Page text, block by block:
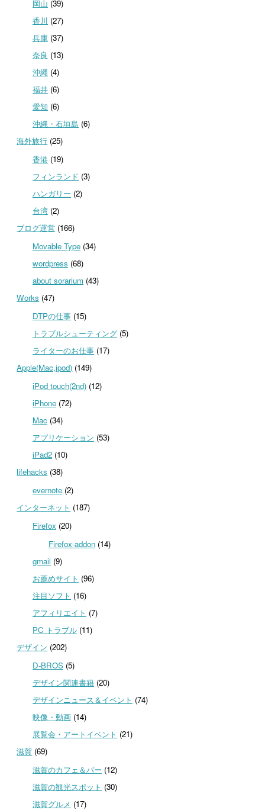
岡山 (39)
香川 (27)
兵庫(37)
奈良 (13)
沖縄(4)
福井(6)
愛知 (6)
沖縄・石垣島 (6)
海外旅行 (25)
香港(19)
フィンランド (3)
ハンガリー (2)
台湾(2)
ブログ運営 (166)
Movable Type(34)
wordpress (68)
about sorarium(43)
Works (47)
DTPの仕事(15)
トラブルシューティング(5)
ライターのお仕事(17)
Apple(Mac,ipod) (149)
iPod touch(2nd)(12)
iPhone(72)
Mac(34)
アプリケーション (53)
iPad2(10)
lifehacks (38)
evernote(2)
インターネット (187)
Firefox (20)
Firefox-addon(14)
gmail (9)
お薦めサイト (96)
注目ソフト (16)
アフィリエイト (7)
PC トラブル(11)
デザイン (202)
D-BROS(5)
デザイン関連書籍(20)
デザインニュース＆イベント (74)
映像・動画(14)
展覧会・アートイベント (21)
滋賀 (69)
滋賀のカフェ＆バー (12)
滋賀の観光スポット (30)
滋賀グルメ (17)